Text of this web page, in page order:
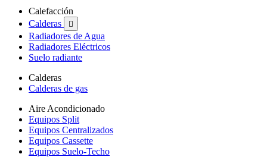
Calefacción
Calderas

Radiadores de Agua
Radiadores Eléctricos
Suelo radiante
Calderas
Calderas de gas
Aire Acondicionado
Equipos Split
Equipos Centralizados
Equipos Cassette
Equipos Suelo-Techo